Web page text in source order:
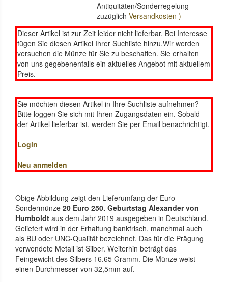
Antiquitäten/Sonderregelung
zuzüglichVersandkosten )
Dieser Artikel ist zur Zeit leider nicht lieferbar. Bei Interesse
fügen Sie diesen Artikel Ihrer Suchliste hinzu.Wir werden
versuchen die Münze für Sie zu beschaffen. Sie erhalten
von uns gegebenenfalls ein aktuelles Angebot mit aktuellem
Preis.
Sie möchten diesen Artikel in Ihre Suchliste aufnehmen?
Bitte loggen Sie sich mit Ihren Zugangsdaten ein. Sobald
der Artikel lieferbar ist, werden Sie per Email benachrichtigt.
Login
Neu anmelden
Obige Abbildung zeigt den Lieferumfang der Euro-
Sondermünze 20 Euro 250. Geburtstag Alexander von
Humboldt aus dem Jahr 2019 ausgegeben in Deutschland.
Geliefert wird in der Erhaltung bankfrisch, manchmal auch
als BU oder UNC-Qualität bezeichnet. Das für die Prägung
verwendete Metall ist Silber. Weiterhin beträgt das
Feingewicht des Silbers 16.65 Gramm. Die Münze weist
einen Durchmesser von 32,5mm auf.